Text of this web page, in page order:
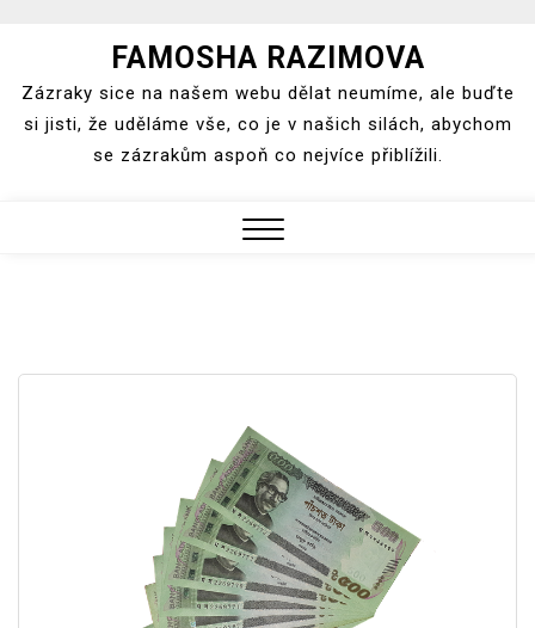
content
FAMOSHA RAZIMOVA
Zázraky sice na našem webu dělat neumíme, ale buďte
si jisti, že uděláme vše, co je v našich silách, abychom
se zázrakům aspoň co nejvíce přiblížili.